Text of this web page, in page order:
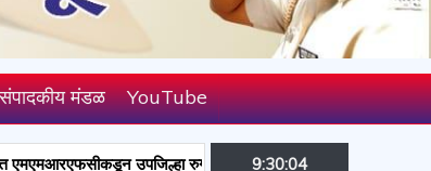
मंडळ YouTube
उपजिल्हा रुग्णालयास औषधे व सर्जिकल साहित्य भेट; समाजसेवक
9:30:05